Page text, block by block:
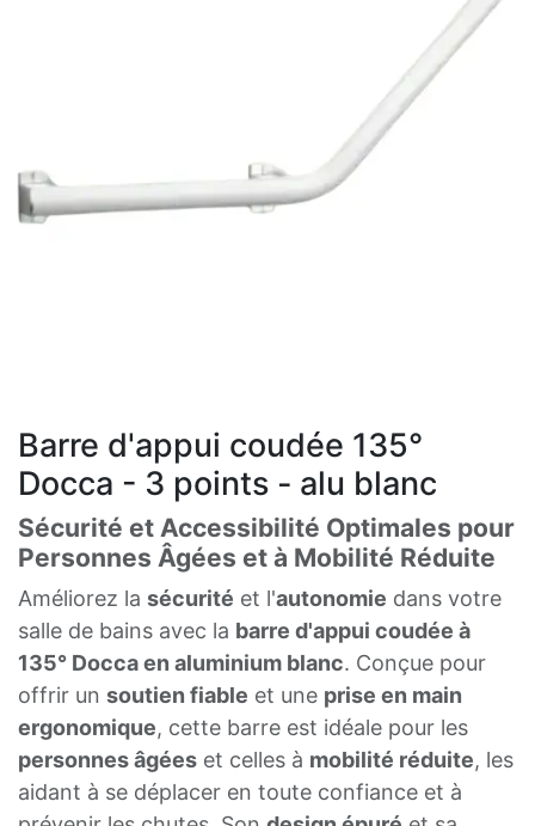
Barre d'appui coudée 135°
Docca - 3 points - alu blanc
Sécurité et Accessibilité Optimales pour
Personnes Âgées et à Mobilité Réduite
Améliorez la sécurité et l'autonomie dans votre
salle de bains avec la barre d'appui coudée à
135° Docca en aluminium blanc. Conçue pour
offrir un soutien fiable et une prise en main
ergonomique, cette barre est idéale pour les
personnes âgées et celles à mobilité réduite, les
aidant à se déplacer en toute confiance et à